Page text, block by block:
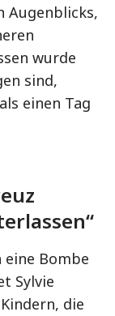
Augenblicks,
wurde
sind,
einen Tag
eine Bombe
Sylvie
die